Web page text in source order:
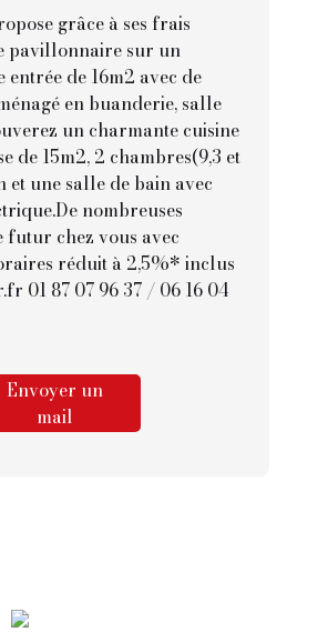
grâce à ses frais
pavillonnaire sur un
de 16m2 avec de
en buanderie, salle
un charmante cuisine
de 15m2, 2 chambres(9,3 et
une salle de bain avec
nombreuses
futur chez vous avec
réduit à 2,5%* inclus
01 87 07 96 37 / 06 16 04
Envoyer un
mail